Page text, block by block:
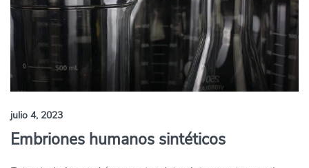
julio 4, 2023
Embriones humanos sintéticos